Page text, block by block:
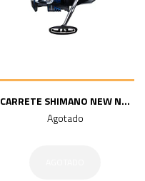
CARRETE SHIMANO NEW N...
Agotado